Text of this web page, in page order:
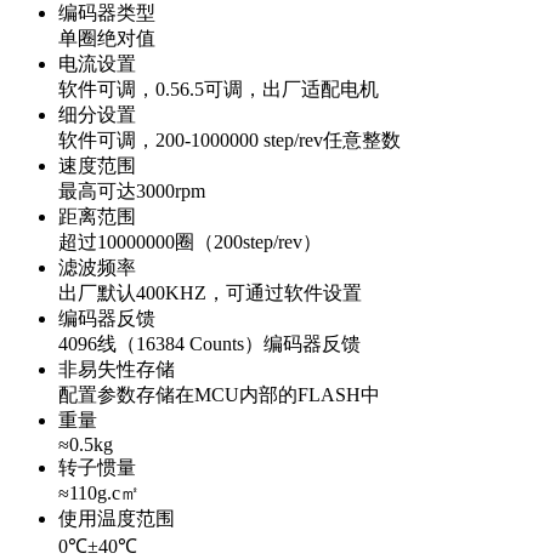
编码器类型
单圈绝对值
电流设置
软件可调，0.56.5可调，出厂适配电机
细分设置
软件可调，200-1000000 step/rev任意整数
速度范围
最高可达3000rpm
距离范围
超过10000000圈（200step/rev）
滤波频率
出厂默认400KHZ，可通过软件设置
编码器反馈
4096线（16384 Counts）编码器反馈
非易失性存储
配置参数存储在MCU内部的FLASH中
重量
≈0.5kg
转子惯量
≈110g.c㎡
使用温度范围
0℃±40℃